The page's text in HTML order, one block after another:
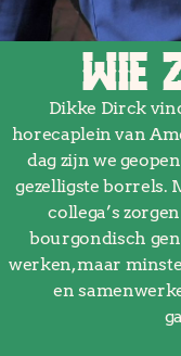
WIE
Dikke Dirck
horecaplein van
dag zijn we
gezelligste borrels.
collega’s
bourgondisch
werken, maar
en